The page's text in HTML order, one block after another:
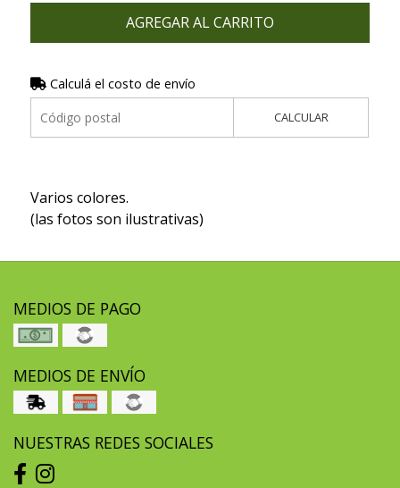
AGREGAR AL CARRITO
Calculá el costo de envío
CALCULAR
Varios colores.
(las fotos son ilustrativas)
MEDIOS DE PAGO
MEDIOS DE ENVÍO
NUESTRAS REDES SOCIALES